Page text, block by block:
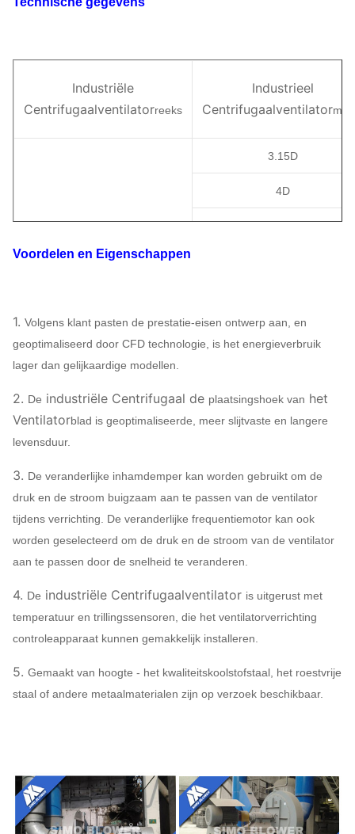
Industriële
Centrifugaalventilatorreeks
Industrieel
Centrifugaalventilator
6-12
3.15D
4D
5D
10D
Voordelen en Eigenschappen
1. Volgens klant pasten de prestatie-eisen ontwerp aan, en
geoptimaliseerd door CFD technologie, is het energieverbruik
lager dan gelijkaardige modellen.
2. De industriële Centrifugaal de plaatsingshoek van het
Ventilatorblad is geoptimaliseerde, meer slijtvaste en langere
levensduur.
3. De veranderlijke inhamdemper kan worden gebruikt om de
druk en de stroom buigzaam aan te passen van de ventilator
tijdens verrichting. De veranderlijke frequentiemotor kan ook
worden geselecteerd om de druk en de stroom van de ventilator
aan te passen door de snelheid te veranderen.
4. De industriële Centrifugaalventilator is uitgerust met
temperatuur en trillingssensoren, die het ventilatorverrichting
controleapparaat kunnen gemakkelijk installeren.
5. Gemaakt van hoogte - het kwaliteitskoolstofstaal, het roestvrije
staal of andere metaalmaterialen zijn op verzoek beschikbaar.